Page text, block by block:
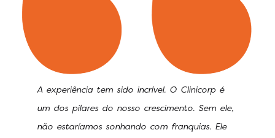
A experiência tem sido incrível. O Clinicorp é
um dos pilares do nosso crescimento. Sem ele,
não estaríamos sonhando com franquias. Ele